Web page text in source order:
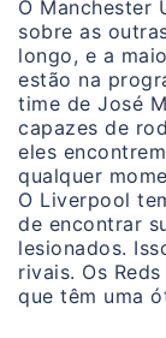
O Manchester
sobre as
longo, e a
estão na
time de José
capazes de
eles
qualquer
O Liverpool
de encontrar
lesionados.
rivais. Os
que têm uma